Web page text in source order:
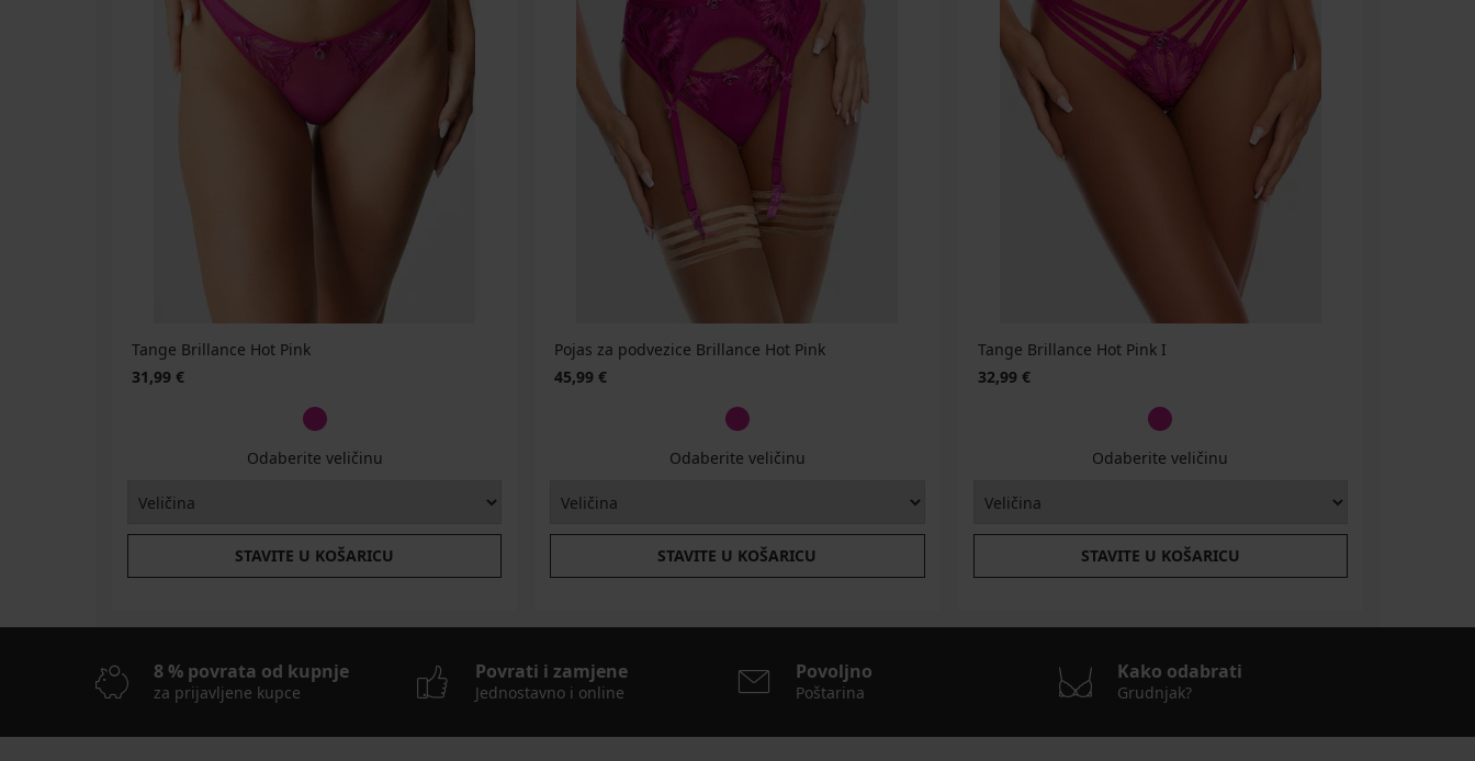
Tange Brillance Hot Pink
31,99 €
Odaberite veličinu
STAVITE U KOŠARICU
Pojas za podvezice Brillance Hot Pink
45,99 €
Odaberite veličinu
STAVITE U KOŠARICU
Tange Brillance Hot Pink I
32,99 €
Odaberite veličinu
STAVITE U KOŠARICU
8 % povrata od kupnje
za prijavljene kupce
Povrati i zamjene
Jednostavno i online
Povoljno
Poštarina
Kako odabrati
Grudnjak?